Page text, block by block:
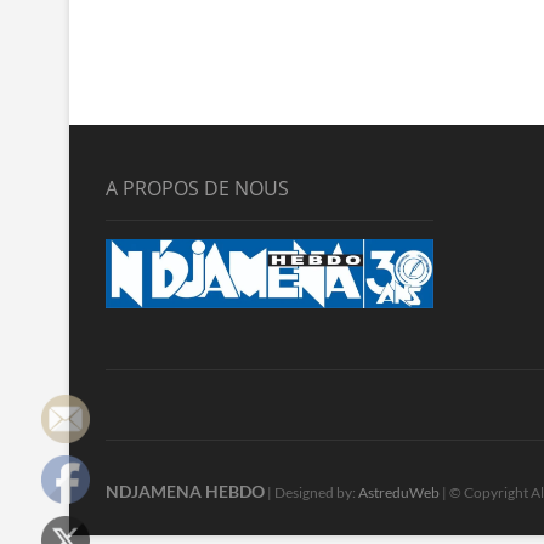
A PROPOS DE NOUS
NDJAMENA HEBDO | Designed by: AstreduWeb | © Copyright